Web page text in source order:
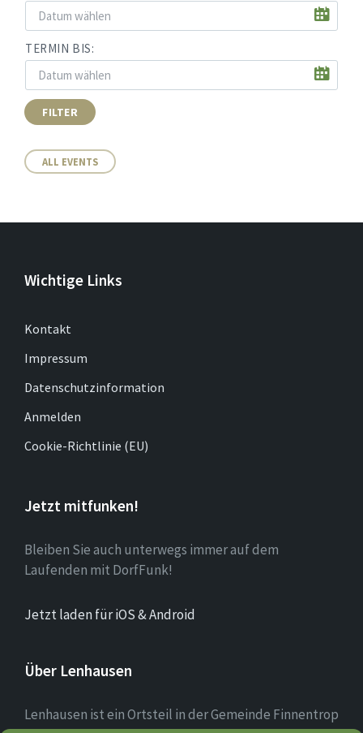
TERMIN BIS:
FILTER
ALL EVENTS
Wichtige Links
Kontakt
Impressum
Datenschutzinformation
Anmelden
Cookie-Richtlinie (EU)
Jetzt mitfunken!
Bleiben Sie auch unterwegs immer auf dem
Laufenden mit DorfFunk!
Jetzt laden für iOS & Android
Über Lenhausen
Lenhausen ist ein Ortsteil in der Gemeinde Finnentrop